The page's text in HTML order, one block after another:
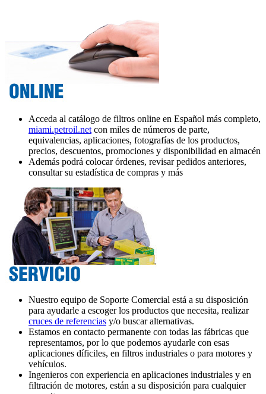
Acceda al catálogo de filtros online en Español más completo,
miami.petroil.net con miles de números de parte,
equivalencias, aplicaciones, fotografías de los productos,
precios, descuentos, promociones y disponibilidad en almacén
Además podrá colocar órdenes, revisar pedidos anteriores,
consultar su estadística de compras y más
Nuestro equipo de Soporte Comercial está a su disposición
para ayudarle a escoger los productos que necesita, realizar
cruces de referencias y/o buscar alternativas.
Estamos en contacto permanente con todas las fábricas que
representamos, por lo que podemos ayudarle con esas
aplicaciones díficiles, en filtros industriales o para motores y
vehículos.
Ingenieros con experiencia en aplicaciones industriales y en
filtración de motores, están a su disposición para cualquier